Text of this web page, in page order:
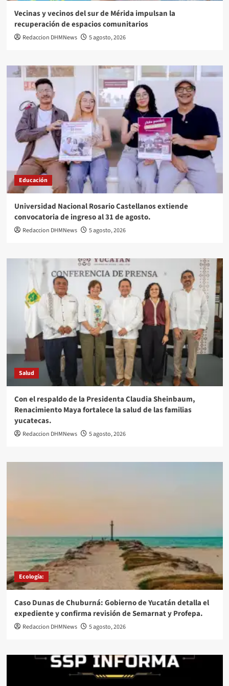
Vecinas y vecinos del sur de Mérida impulsan la
recuperación de espacios comunitarios
Redaccion DHMNews 5 agosto, 2026
Educación
Universidad Nacional Rosario Castellanos extiende
convocatoria de ingreso al 31 de agosto.
Redaccion DHMNews 5 agosto, 2026
Salud
Con el respaldo de la Presidenta Claudia Sheinbaum,
Renacimiento Maya fortalece la salud de las familias
yucatecas.
Redaccion DHMNews 5 agosto, 2026
Ecología:
Caso Dunas de Chuburná: Gobierno de Yucatán detalla el
expediente y confirma revisión de Semarnat y Profepa.
Redaccion DHMNews 5 agosto, 2026